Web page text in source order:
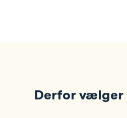
Derfor vælger